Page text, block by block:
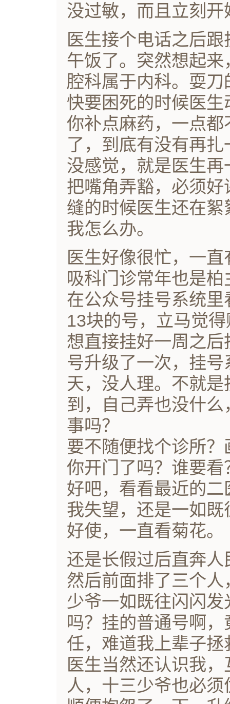
没过敏，而且立刻
医生接个电话之后
午饭了。突然想起
腔科属于内科。耍
快要困死的时候医
你补点麻药，一点
了，到底有没有再
没感觉，就是医生
把嘴角弄豁，必须好
缝的时候医生还在
我怎么办。
医生好像很忙，一
吸科门诊常年也是
在公众号挂号系统
13块的号，立马觉
想直接挂好一周之
号升级了一次，挂
天，没人理。不就
到，自己弄也没什
事吗？
要不随便找个诊所
你开门了吗？谁要
好吧，看看最近的
我失望，还是一如
好使，一直看菊花。
还是长假过后直奔
然后前面排了三个
少爷一如既往闪闪
吗？挂的普通号啊
任，难道我上辈子
医生当然还认识我
人，十三少爷也必须